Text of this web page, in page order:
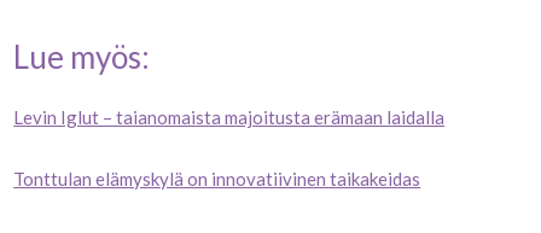
Lue myös:
Levin Iglut – taianomaista majoitusta erämaan laidalla
Tonttulan elämyskylä on innovatiivinen taikakeidas